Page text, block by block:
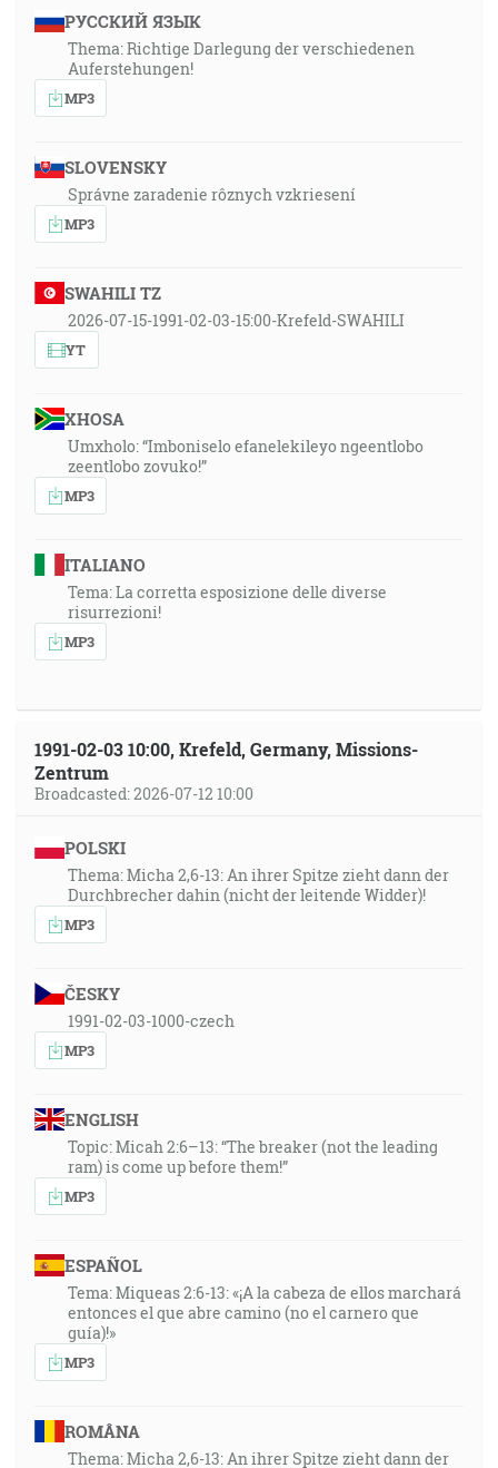
РУССКИЙ ЯЗЫК
Thema: Richtige Darlegung der verschiedenen
Auferstehungen!
MP3
SLOVENSKY
Správne zaradenie rôznych vzkriesení
MP3
SWAHILI TZ
2026-07-15-1991-02-03-15:00-Krefeld-SWAHILI
YT
XHOSA
Umxholo: “Imboniselo efanelekileyo ngeentlobo
zeentlobo zovuko!”
MP3
ITALIANO
Tema: La corretta esposizione delle diverse
risurrezioni!
MP3
1991-02-03 10:00, Krefeld, Germany, Missions-
Zentrum
Broadcasted: 2026-07-12 10:00
POLSKI
Thema: Micha 2,6-13: An ihrer Spitze zieht dann der
Durchbrecher dahin (nicht der leitende Widder)!
MP3
ČESKY
1991-02-03-1000-czech
MP3
ENGLISH
Topic: Micah 2:6–13: “The breaker (not the leading
ram) is come up before them!”
MP3
ESPAÑOL
Tema: Miqueas 2:6-13: «¡A la cabeza de ellos marchará
entonces el que abre camino (no el carnero que
guía)!»
MP3
ROMÂNA
Thema: Micha 2,6-13: An ihrer Spitze zieht dann der